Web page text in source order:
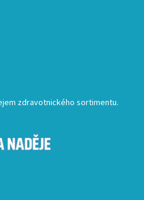
zdravotnického sortimentu.